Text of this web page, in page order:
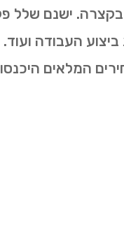
ישנם שלל
העבודה ועוד.
המלאים